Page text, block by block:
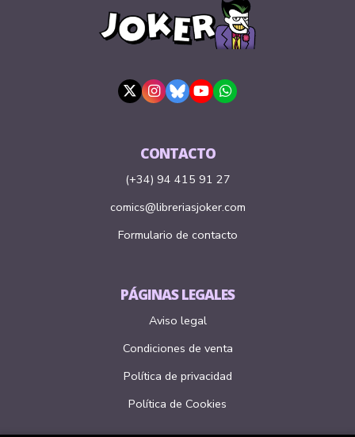
CONTACTO
(+34) 94 415 91 27
comics@libreriasjoker.com
Formulario de contacto
PÁGINAS LEGALES
Aviso legal
Condiciones de venta
Política de privacidad
Política de Cookies